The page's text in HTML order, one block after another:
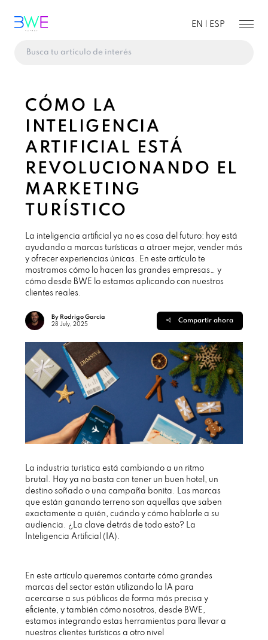
EN | ESP
CÓMO LA
INTELIGENCIA
ARTIFICIAL ESTÁ
REVOLUCIONANDO EL
MARKETING
TURÍSTICO
La inteligencia artificial ya no es cosa del futuro: hoy está
ayudando a marcas turísticas a atraer mejor, vender más
y ofrecer experiencias únicas. En este artículo te
mostramos cómo lo hacen las grandes empresas… y
cómo desde BWE lo estamos aplicando con nuestros
clientes reales.
By Rodrigo García
28 July, 2025
Compartir ahora
La industria turística está cambiando a un ritmo
brutal. Hoy ya no basta con tener un buen hotel, un
destino soñado o una campaña bonita. Las marcas
que están ganando terreno son aquellas que saben
exactamente a quién, cuándo y cómo hablarle a su
audiencia. ¿La clave detrás de todo esto? La
Inteligencia Artificial (IA).
En este artículo queremos contarte cómo grandes
marcas del sector están utilizando la IA para
acercarse a sus públicos de forma más precisa y
eficiente, y también cómo nosotros, desde BWE,
estamos integrando estas herramientas para llevar a
nuestros clientes turísticos a otro nivel